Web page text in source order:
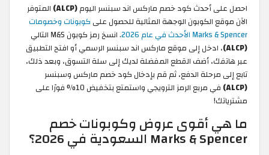
احصل على أحدث كود خصم ماركس اند سبنسر اليوم(ALCP)
المتوفر
الآن موقع الكوبون الوجهة المثالية للحصول على كوبونات وخصومات
Marks & Spencer الأحدث في عام 2026
. انسخ رمز كوبون M&S التالي
(ALCP)
، ادخل إلى موقع ماركس اند سبنسر الرسمي أو افتح التطبيق
عبر هاتفك، أضف القطع المفضلة لديك إلى سلة التسوق، وبعد ذلك،
تابع إلى مرحلة الدفع، ثم قم بإدخال كود خصم ماركس وسبنسر
(ALCP)
في مربع الرمز الترويجي واستمتع بتخفيض 10% فورًا على
مشترياتك!
ما هي أقوى عروض وكوبونات خصم
Marks & Spencer السعودية في 2026؟